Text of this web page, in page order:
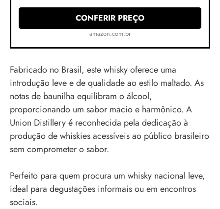
CONFERIR PREÇO
amazon.com.br
Fabricado no Brasil, este whisky oferece uma
introdução leve e de qualidade ao estilo maltado. As
notas de baunilha equilibram o álcool,
proporcionando um sabor macio e harmônico. A
Union Distillery é reconhecida pela dedicação à
produção de whiskies acessíveis ao público brasileiro
sem comprometer o sabor.
Perfeito para quem procura um whisky nacional leve,
ideal para degustações informais ou em encontros
sociais.